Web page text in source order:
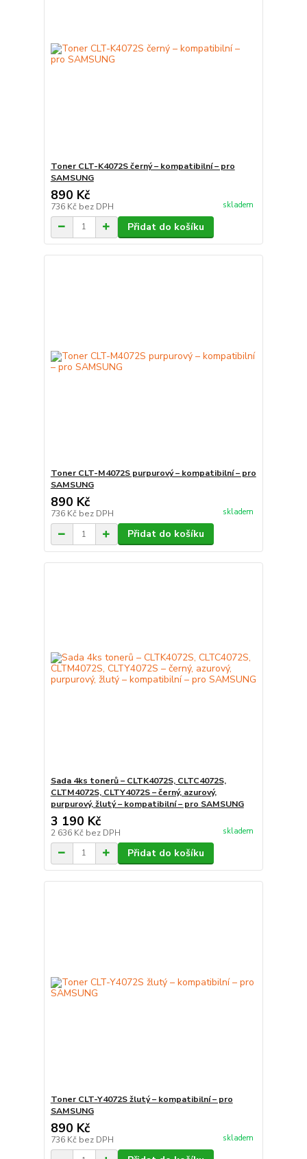
Toner CLT-K4072S černý – kompatibilní – pro
SAMSUNG
890 Kč
736 Kč bez DPH skladem
Přidat do košíku
Toner CLT-M4072S purpurový – kompatibilní – pro
SAMSUNG
890 Kč
736 Kč bez DPH skladem
Přidat do košíku
Sada 4ks tonerů – CLTK4072S, CLTC4072S,
CLTM4072S, CLTY4072S – černý, azurový,
purpurový, žlutý – kompatibilní – pro SAMSUNG
3 190 Kč
2 636 Kč bez DPH skladem
Přidat do košíku
Toner CLT-Y4072S žlutý – kompatibilní – pro
SAMSUNG
890 Kč
736 Kč bez DPH skladem